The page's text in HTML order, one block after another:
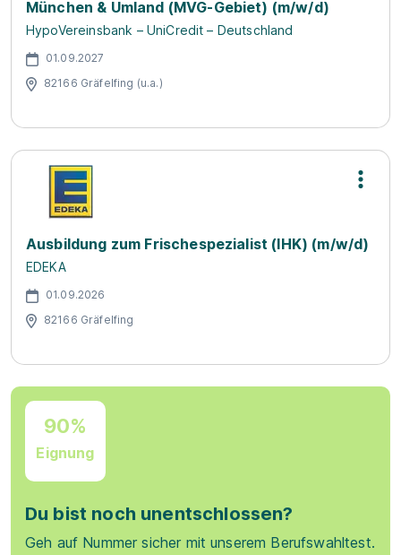
München & Umland (MVG-Gebiet) (m/w/d)
HypoVereinsbank – UniCredit – Deutschland
01.09.2027
82166 Gräfelfing (u.a.)
Ausbildung zum Frischespezialist (IHK) (m/w/d)
EDEKA
01.09.2026
82166 Gräfelfing
90%
Eignung
Du bist noch unentschlossen?
Geh auf Nummer sicher mit unserem Berufswahltest.